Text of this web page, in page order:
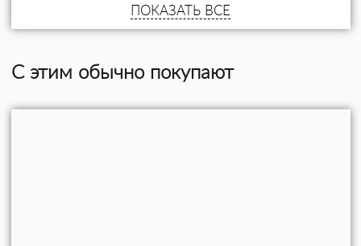
ПОКАЗАТЬ ВСЕ
С этим обычно покупают